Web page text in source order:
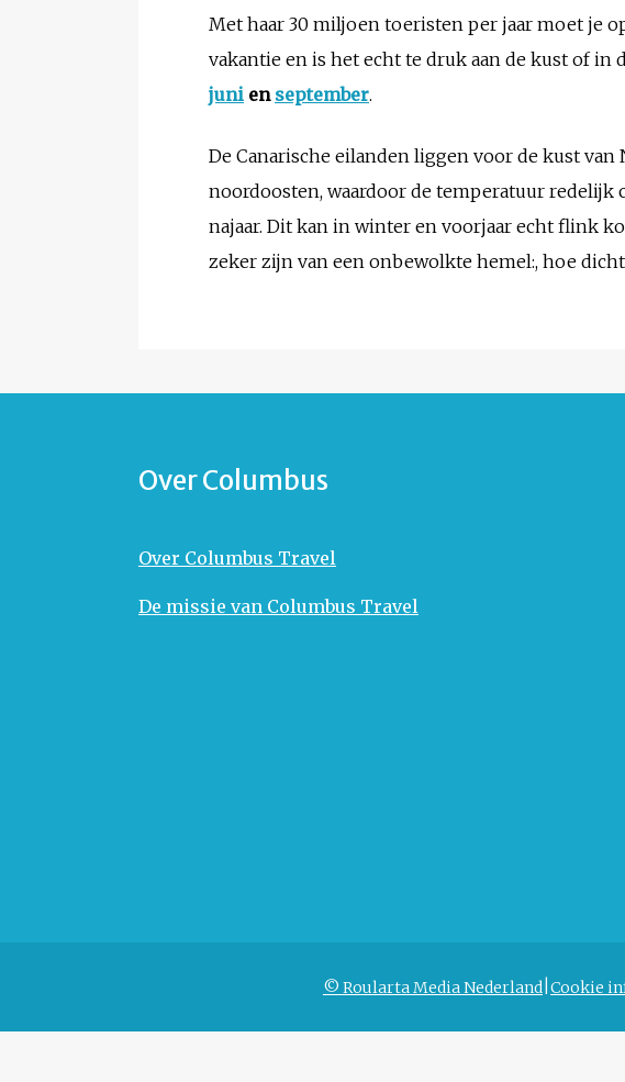
Met haar 30 miljoen toeristen per jaar moet je
vakantie en is het echt te druk aan de kust of in
juni en september.
De Canarische eilanden liggen voor de kust
noordoosten, waardoor de temperatuur
najaar. Dit kan in winter en voorjaar echt flink
zeker zijn van een onbewolkte hemel:, hoe
Over Columbus
Over Columbus Travel
De missie van Columbus Travel
© Roularta Media Nederland Cookie